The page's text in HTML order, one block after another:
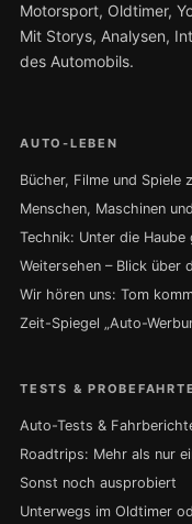
Motorsport, Oldtimer,
Mit Storys, Analysen,
des Automobils.
AUTO-LEBEN
Bücher, Filme und Spiele
Menschen, Maschinen
Technik: Unter die Haube
Weitersehen – Blick über
Wir hören uns: Tom
Zeit-Spiegel „Auto-
TESTS &
Auto-Tests &
Roadtrips: Mehr als nur
Sonst noch ausprobiert
Unterwegs im Oldtimer